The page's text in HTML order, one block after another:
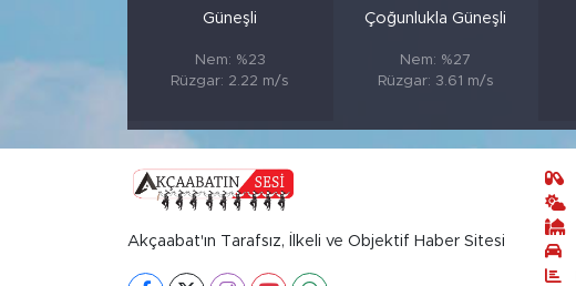
Güneşli
Nem: %23
Rüzgar: 2.22 m/s
Çoğunlukla Güneşli
Nem: %27
Rüzgar: 3.61 m/s
Akçaabat'ın Tarafsız, İlkeli ve Objektif Haber Sitesi